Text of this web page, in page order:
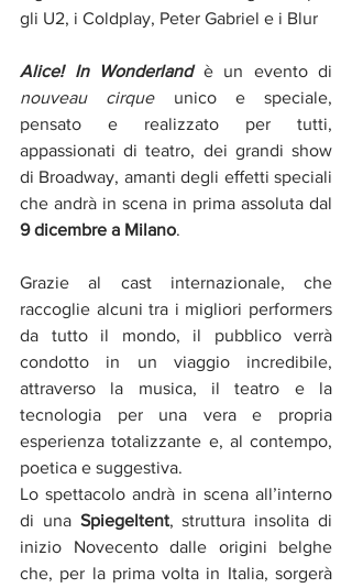
gli U2, i Coldplay, Peter Gabriel e i Blur
Alice! In Wonderland
nouveau cirque unico e speciale,
pensato e realizzato per tutti,
appassionati di teatro, dei grandi show
di Broadway, amanti degli eﬀetti speciali
9 dicembre a Milano.
Grazie al cast internazionale, che
raccoglie alcuni tra i migliori performers
da tutto il mondo, il pubblico verrà
condotto in un viaggio incredibile,
attraverso la musica, il teatro e la
tecnologia per una vera e propria
esperienza totalizzante e, al contempo,
poetica e suggestiva.
Lo spettacolo andrà in scena all’interno
di una Spiegeltent, struttura insolita di
inizio Novecento dalle origini belghe
che, per la prima volta in Italia, sorgerà